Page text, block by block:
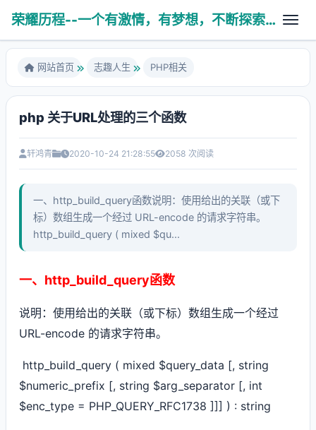
荣耀历程--一个有激情，有梦想，不断探索未知世界的热血青年
故剑情深
养育之恩
亲子互动
八拜之交
医学技术
科普健康
算法数据
使用工具
Ubuntu系统
网站首页 志趣人生 PHP相关
php 关于URL处理的三个函数
轩鸿青 2020-10-24 21:28:55 2058 次阅读
一、http_build_query函数说明：使用给出的关联（或下
标）数组生成一个经过 URL-encode 的请求字符串。
http_build_query ( mixed $qu...
一、http_build_query函数
说明：使用给出的关联（或下标）数组生成一个经过
URL-encode 的请求字符串。
http_build_query ( mixed $query_data [, string
$numeric_prefix [, string $arg_separator [, int
$enc_type = PHP_QUERY_RFC1738 ]]] ) : string